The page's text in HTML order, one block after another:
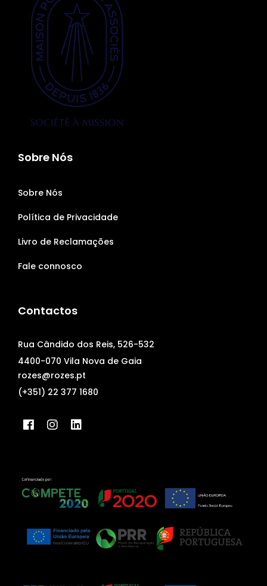
Sobre Nós
Sobre Nós
Política de Privacidade
Livro de Reclamações
Fale connosco
Contactos
Rua Cândido dos Reis, 526-532
4400-070 Vila Nova de Gaia
rozes@rozes.pt
(+351) 22 377 1680